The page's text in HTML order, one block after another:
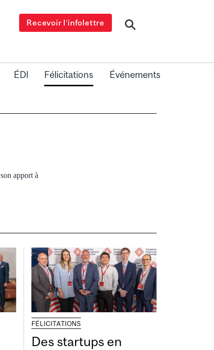
Recevoir l’infolettre
ÉDI Félicitations Événements
apport à
FÉLICITATIONS
Des startups en